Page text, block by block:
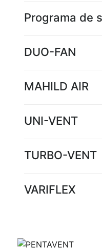
Programa de
DUO-FAN
MAHILD AIR
UNI-VENT
TURBO-VENT
VARIFLEX